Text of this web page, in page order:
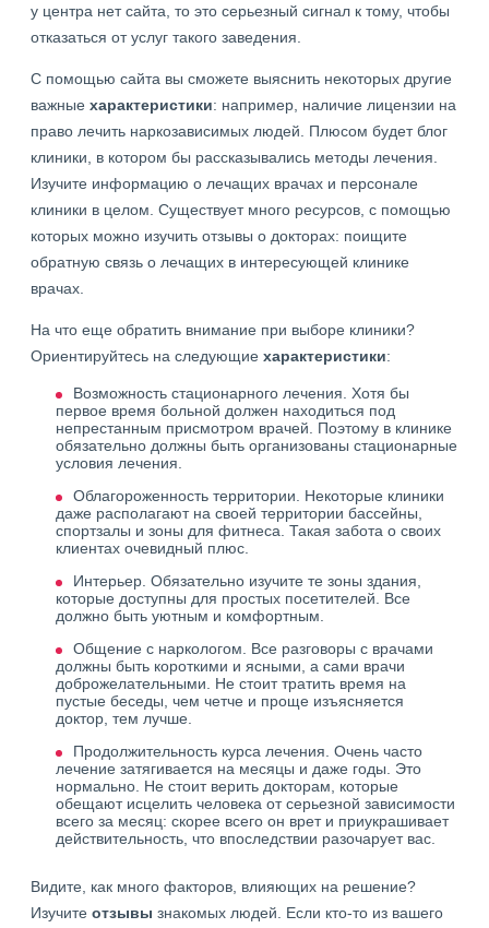
у центра нет сайта, то это серьезный сигнал к тому, чтобы
отказаться от услуг такого заведения.
С помощью сайта вы сможете выяснить некоторых другие
важные характеристики: например, наличие лицензии на
право лечить наркозависимых людей. Плюсом будет блог
клиники, в котором бы рассказывались методы лечения.
Изучите информацию о лечащих врачах и персонале
клиники в целом. Существует много ресурсов, с помощью
которых можно изучить отзывы о докторах: поищите
обратную связь о лечащих в интересующей клинике
врачах.
На что еще обратить внимание при выборе клиники?
Ориентируйтесь на следующие характеристики:
Возможность стационарного лечения. Хотя бы
первое время больной должен находиться под
непрестанным присмотром врачей. Поэтому в клинике
обязательно должны быть организованы стационарные
условия лечения.
Облагороженность территории. Некоторые клиники
даже располагают на своей территории бассейны,
спортзалы и зоны для фитнеса. Такая забота о своих
клиентах очевидный плюс.
Интерьер. Обязательно изучите те зоны здания,
которые доступны для простых посетителей. Все
должно быть уютным и комфортным.
Общение с наркологом. Все разговоры с врачами
должны быть короткими и ясными, а сами врачи
доброжелательными. Не стоит тратить время на
пустые беседы, чем четче и проще изъясняется
доктор, тем лучше.
Продолжительность курса лечения. Очень часто
лечение затягивается на месяцы и даже годы. Это
нормально. Не стоит верить докторам, которые
обещают исцелить человека от серьезной зависимости
всего за месяц: скорее всего он врет и приукрашивает
действительность, что впоследствии разочарует вас.
Видите, как много факторов, влияющих на решение?
Изучите отзывы знакомых людей. Если кто-то из вашего